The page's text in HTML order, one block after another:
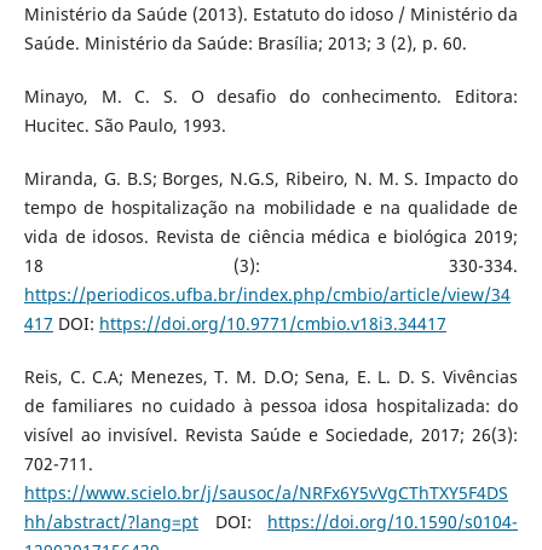
Ministério da Saúde (2013). Estatuto do idoso / Ministério da
Saúde. Ministério da Saúde: Brasília; 2013; 3 (2), p. 60.
Minayo, M. C. S. O desafio do conhecimento. Editora:
Hucitec. São Paulo, 1993.
Miranda, G. B.S; Borges, N.G.S, Ribeiro, N. M. S. Impacto do
tempo de hospitalização na mobilidade e na qualidade de
vida de idosos. Revista de ciência médica e biológica 2019;
18 (3): 330-334.
https://periodicos.ufba.br/index.php/cmbio/article/view/34
417 DOI: https://doi.org/10.9771/cmbio.v18i3.34417
Reis, C. C.A; Menezes, T. M. D.O; Sena, E. L. D. S. Vivências
de familiares no cuidado à pessoa idosa hospitalizada: do
visível ao invisível. Revista Saúde e Sociedade, 2017; 26(3):
702-711.
https://www.scielo.br/j/sausoc/a/NRFx6Y5vVgCThTXY5F4DS
hh/abstract/?lang=ptDOI: https://doi.org/10.1590/s0104-